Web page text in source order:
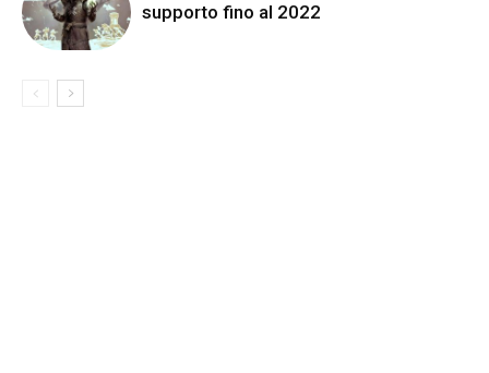
supporto fino al 2022